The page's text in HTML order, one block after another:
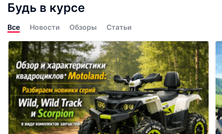
Будь в курсе
Все Новости Обзоры Статьи